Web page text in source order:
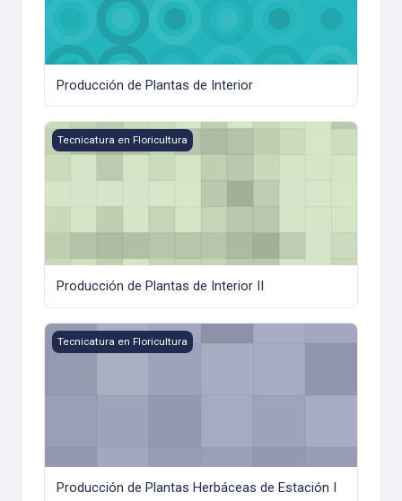
Producción de Plantas de Interior
Producción de Plantas de Interior II
Tecnicatura en Floricultura
Producción de Plantas de Interior II
Producción de Plantas Herbáceas de Estación I
Tecnicatura en Floricultura
Producción de Plantas Herbáceas de Estación I